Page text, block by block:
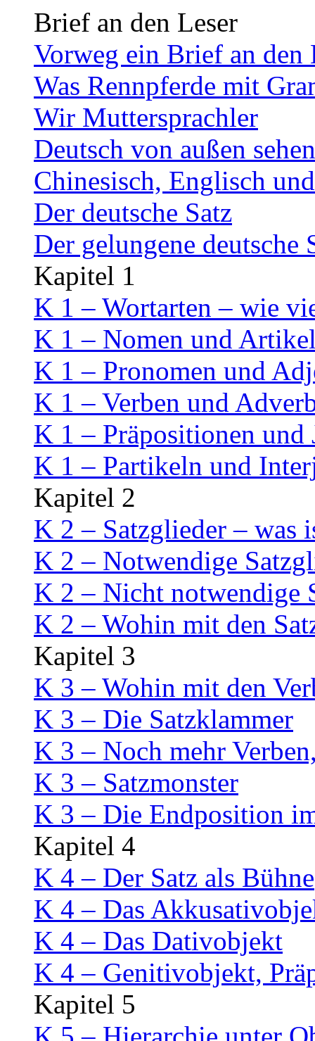
Brief an den Leser
Vorweg ein Brief an den
Was Rennpferde mit
Wir Muttersprachler
Deutsch von außen sehen
Chinesisch, Englisch
Der deutsche Satz
Der gelungene deutsche
Kapitel 1
K 1 – Wortarten – wie
K 1 – Nomen und
K 1 – Pronomen und
K 1 – Verben und
K 1 – Präpositionen und
K 1 – Partikeln und
Kapitel 2
K 2 – Satzglieder – was
K 2 – Notwendige
K 2 – Nicht notwendige
K 2 – Wohin mit den
Kapitel 3
K 3 – Wohin mit den
K 3 – Die Satzklammer
K 3 – Noch mehr
K 3 – Satzmonster
K 3 – Die Endposition
Kapitel 4
K 4 – Der Satz als Bühne
K 4 – Das
K 4 – Das Dativobjekt
K 4 – Genitivobjekt,
Kapitel 5